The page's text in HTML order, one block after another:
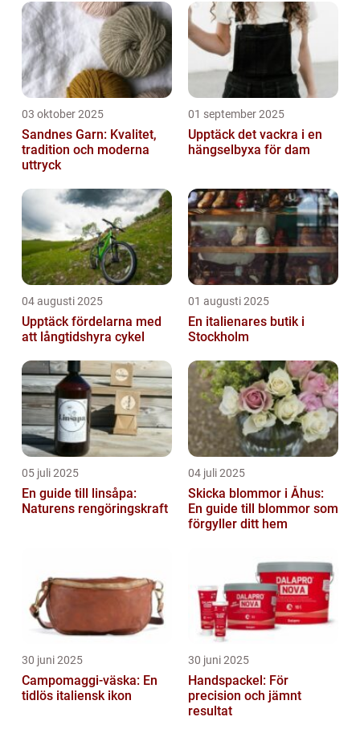
03 oktober 2025
Sandnes Garn: Kvalitet,
tradition och moderna
uttryck
01 september 2025
Upptäck det vackra i en
hängselbyxa för dam
04 augusti 2025
Upptäck fördelarna med
att långtidshyra cykel
01 augusti 2025
En italienares butik i
Stockholm
05 juli 2025
En guide till linsåpa:
Naturens rengöringskraft
04 juli 2025
Skicka blommor i Åhus:
En guide till blommor som
förgyller ditt hem
30 juni 2025
Campomaggi-väska: En
tidlös italiensk ikon
30 juni 2025
Handspackel: För
precision och jämnt
resultat